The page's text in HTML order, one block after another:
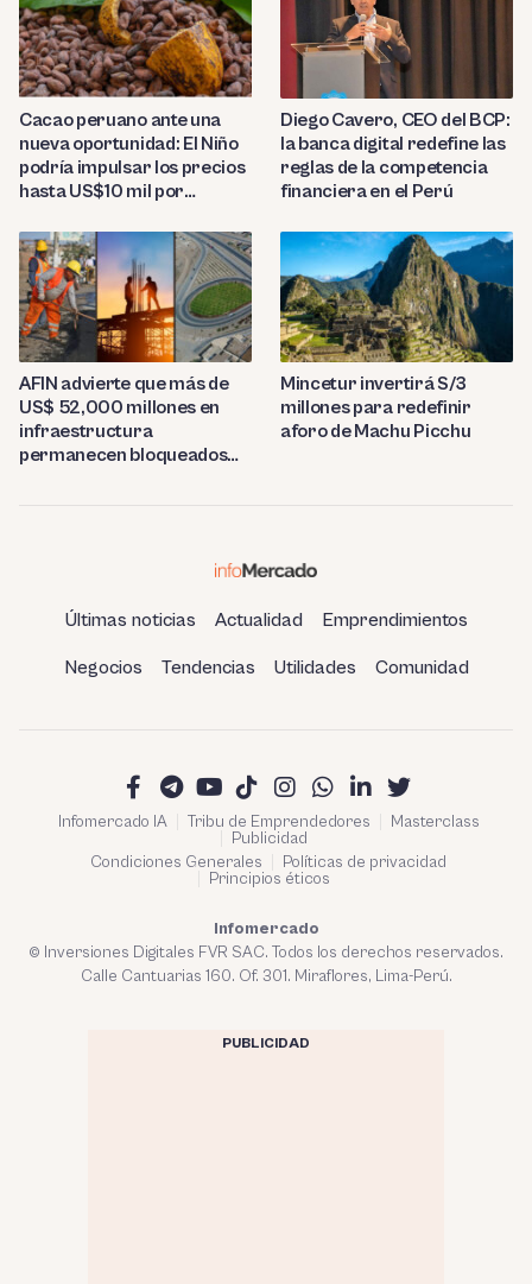
Cacao peruano ante una
nueva oportunidad: El Niño
podría impulsar los precios
hasta US$10 mil por
Diego Cavero, CEO del BCP:
la banca digital redefine las
reglas de la competencia
financiera en el Perú
AFIN advierte que más de
US$ 52,000 millones en
infraestructura
permanecen bloqueados
Mincetur invertirá S/3
millones para redefinir
aforo de Machu Picchu
Últimas noticias Actualidad Emprendimientos
Negocios Tendencias Utilidades Comunidad
Infomercado IA Tribu de Emprendedores
Masterclass
Publicidad
Condiciones Generales
Políticas de privacidad
Principios éticos
Infomercado
© Inversiones Digitales FVR SAC. Todos los derechos reservados.
Calle Cantuarias 160. Of. 301. Miraflores, Lima-Perú.
PUBLICIDAD